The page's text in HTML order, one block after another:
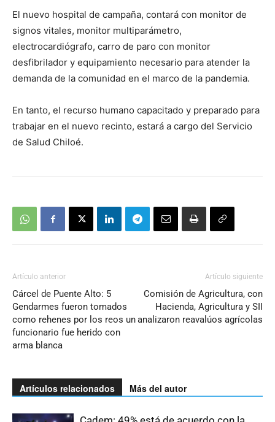
El nuevo hospital de campaña, contará con monitor de
signos vitales, monitor multiparámetro,
electrocardiógrafo, carro de paro con monitor
desfibrilador y equipamiento necesario para atender la
demanda de la comunidad en el marco de la pandemia.
En tanto, el recurso humano capacitado y preparado para
trabajar en el nuevo recinto, estará a cargo del Servicio
de Salud Chiloé.
Artículo anterior
Cárcel de Puente Alto: 5
Gendarmes fueron tomados
como rehenes por los reos un
funcionario fue herido con
arma blanca
Artículo siguiente
Comisión de Agricultura, con
Hacienda, Agricultura y SII
analizaron reavalúos agrícolas
Artículos relacionados Más del autor